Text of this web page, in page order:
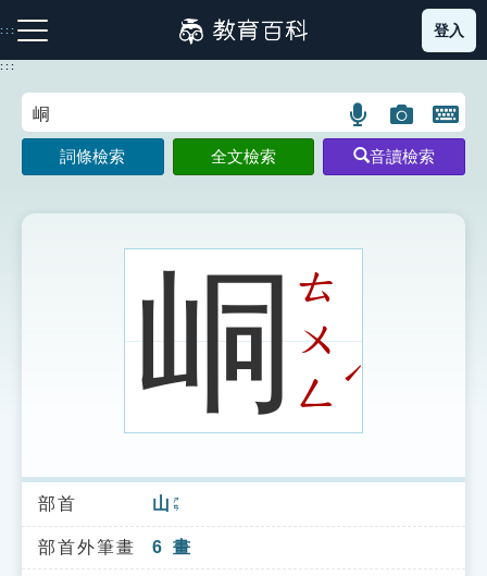
到
主
:::
注音索引圖示 筆畫索引圖示 部首索引表圖示
索引選單
知識索引
登入
:::
語
言
搜
示
圖
片
搜
開
鍵
圖
詞條檢索 全文檢索 音讀檢索
峒ㄊ
ㄨ
ㄥ
ˊ
部首 山 ㄕㄢ
部首外筆畫 6 畫